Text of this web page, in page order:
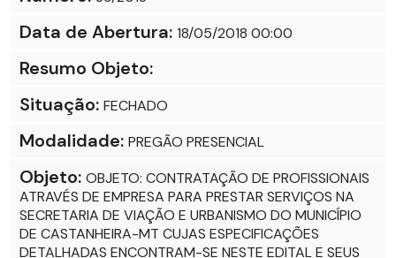
Data de Abertura: 18/05/2018 00:00
Resumo Objeto:
Situação: FECHADO
Modalidade: PREGÃO PRESENCIAL
Objeto: OBJETO: CONTRATAÇÃO DE PROFISSIONAIS
ATRAVÉS DE EMPRESA PARA PRESTAR SERVIÇOS NA
SECRETARIA DE VIAÇÃO E URBANISMO DO MUNICÍPIO
DE CASTANHEIRA-MT CUJAS ESPECIFICAÇÕES
DETALHADAS ENCONTRAM-SE NESTE EDITAL E SEUS